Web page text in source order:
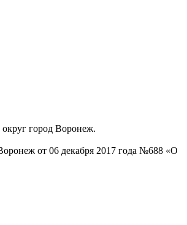
округ город Воронеж.
от 06 декабря 2017 года №688 «О